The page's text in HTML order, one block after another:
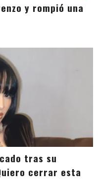
y rompió una
tras su
cerrar esta